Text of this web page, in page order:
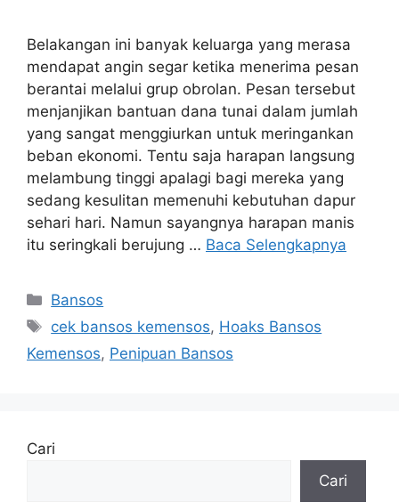
Belakangan ini banyak keluarga yang merasa
mendapat angin segar ketika menerima pesan
berantai melalui grup obrolan. Pesan tersebut
menjanjikan bantuan dana tunai dalam jumlah
yang sangat menggiurkan untuk meringankan
beban ekonomi. Tentu saja harapan langsung
melambung tinggi apalagi bagi mereka yang
sedang kesulitan memenuhi kebutuhan dapur
sehari hari. Namun sayangnya harapan manis
itu seringkali berujung … Baca Selengkapnya
Kategori
Bansos
Tag
cek bansos kemensos, Hoaks Bansos
Kemensos, Penipuan Bansos
Cari
Cari